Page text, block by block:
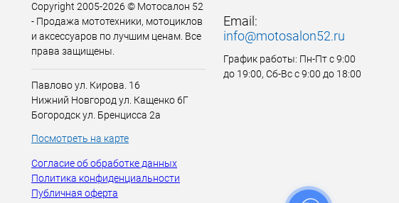
Copyright 2005-2026 © Мотосалон 52
- Продажа мототехники, мотоциклов
и аксессуаров по лучшим ценам. Все
права защищены.
Павлово ул. Кирова. 16
Нижний Новгород ул. Кащенко 6Г
Богородск ул. Бренцисса 2а
Посмотреть на карте
Согласие об обработке данных
Политика конфиденциальности
Публичная оферта
Email:
info@motosalon52.ru
График работы: Пн-Пт с 9:00
до 19:00, Сб-Вс с 9:00 до 18:00